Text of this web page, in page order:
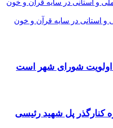
استانی در سایه قرآن و خون
شورای شهر است
کنارگذر پل شهید رئیسی